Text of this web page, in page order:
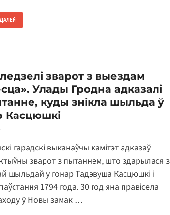
зварот з выездам
Улады Гродна адказалі
куды знікла шыльда ў
Касцюшкі
гарадскі выканаўчы камітэт адказаў
зварот з пытаннем, што здарылася з
шыльдай у гонар Тадэвуша Касцюшкі і
1794 года. 30 год яна правісела
ў Новы замак …